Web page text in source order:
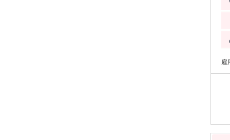
し！ 自社コンテンツのみ制作し
かく早いです
開されま
ト
依
ー
態 * 業務委託 ◆ 報酬について * 作画（線画・着彩）1枚あたり 2,000円〜スタート
イ
き
み
雇